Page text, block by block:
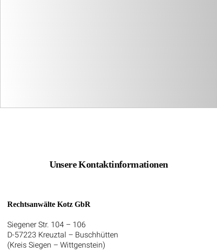
Unsere Kontaktinformationen
Rechtsanwälte Kotz GbR
Siegener Str. 104 – 106
D-57223 Kreuztal – Buschhütten
(Kreis Siegen – Wittgenstein)